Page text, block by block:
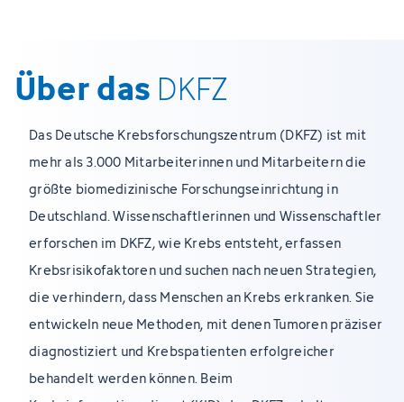
Über das DKFZ
Das Deutsche Krebsforschungszentrum (DKFZ) ist mit
mehr als 3.000 Mitarbeiterinnen und Mitarbeitern die
größte biomedizinische Forschungseinrichtung in
Deutschland. Wissenschaftlerinnen und Wissenschaftler
erforschen im DKFZ, wie Krebs entsteht, erfassen
Krebsrisikofaktoren und suchen nach neuen Strategien,
die verhindern, dass Menschen an Krebs erkranken. Sie
entwickeln neue Methoden, mit denen Tumoren präziser
diagnostiziert und Krebspatienten erfolgreicher
behandelt werden können. Beim